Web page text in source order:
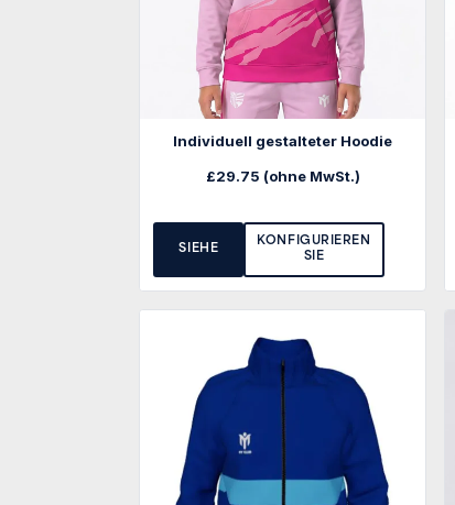
Individuell gestalteter Hoodie
£29.75 (ohne MwSt.)
SIEHE
KONFIGURIEREN
SIE